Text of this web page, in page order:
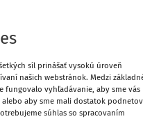
a európskeho práva,
síl prinášať vysokú úroveň
našich webstránok. Medzi
fungovalo vyhľadávanie, aby sme vás
aby sme mali dostatok
súhlas so spracovaním